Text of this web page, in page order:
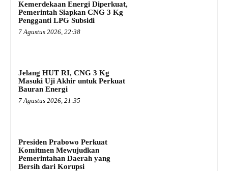
Kemerdekaan Energi Diperkuat,
Pemerintah Siapkan CNG 3 Kg
Pengganti LPG Subsidi
7 Agustus 2026, 22:38
Jelang HUT RI, CNG 3 Kg
Masuki Uji Akhir untuk Perkuat
Bauran Energi
7 Agustus 2026, 21:35
Presiden Prabowo Perkuat
Komitmen Mewujudkan
Pemerintahan Daerah yang
Bersih dari Korupsi